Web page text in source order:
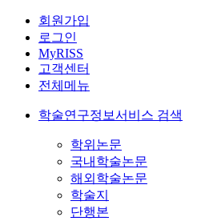
회원가입
로그인
MyRISS
고객센터
전체메뉴
학술연구정보서비스 검색
학위논문
국내학술논문
해외학술논문
학술지
단행본